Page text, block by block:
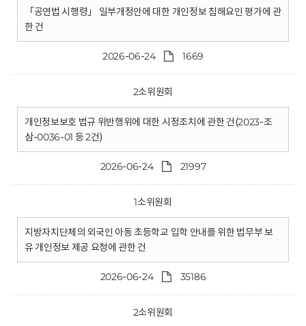
「공연법 시행령」 일부개정안에 대한 개인정보 침해요인 평가에 관
한 건
2026-06-24 1669
2소위원회
개인정보보호 법규 위반행위에 대한 시정조치에 관한 건(2023-조
삼-0036-01 등 2건)
2026-06-24 21997
1소위원회
지방자치단체의 외국인 아동 초등학교 입학 안내를 위한 법무부 보
유 개인정보 제공 요청에 관한 건
2026-06-24 35186
2소위원회